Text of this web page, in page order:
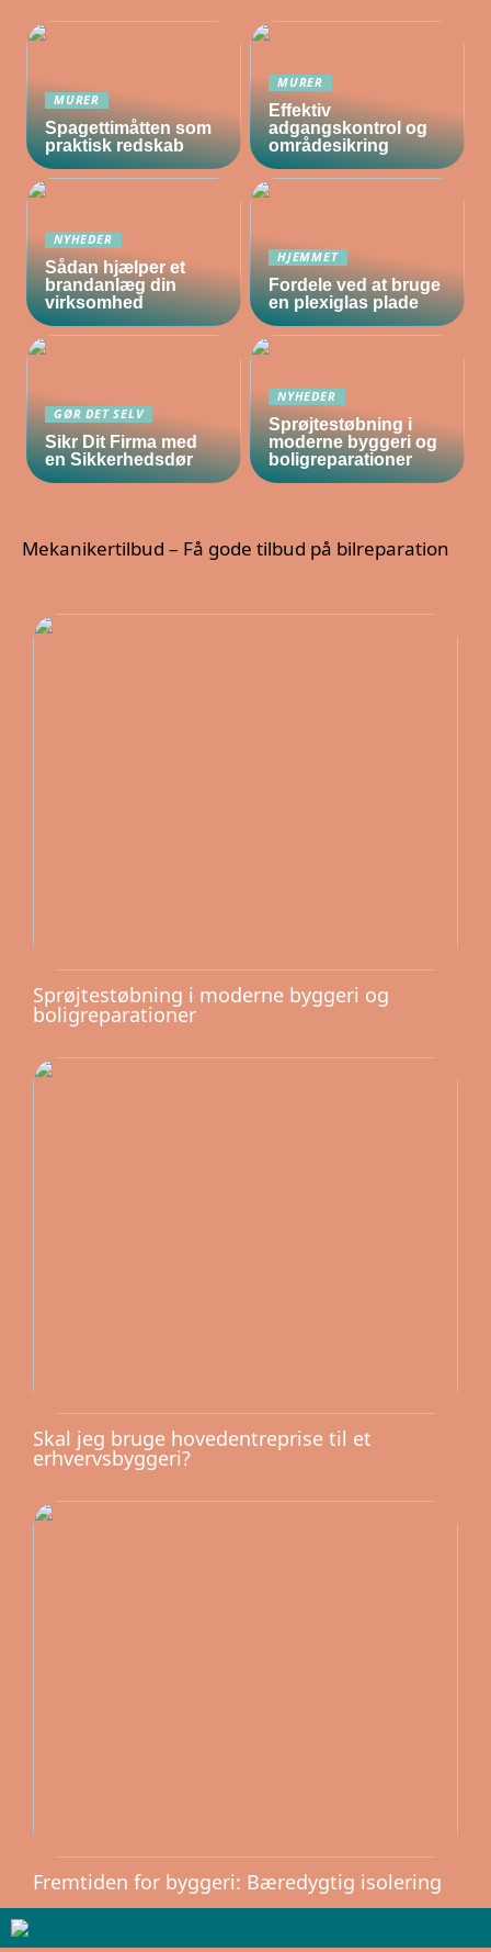
MURER
Spagettimåtten som
praktisk redskab
MURER
Effektiv
adgangskontrol og
områdesikring
NYHEDER
Sådan hjælper et
brandanlæg din
virksomhed
HJEMMET
Fordele ved at bruge
en plexiglas plade
GØR DET SELV
Sikr Dit Firma med
en Sikkerhedsdør
NYHEDER
Sprøjtestøbning i
moderne byggeri og
boligreparationer
Mekanikertilbud – Få gode tilbud på bilreparation
Sprøjtestøbning i moderne byggeri og
boligreparationer
Skal jeg bruge hovedentreprise til et
erhvervsbyggeri?
Fremtiden for byggeri: Bæredygtig isolering